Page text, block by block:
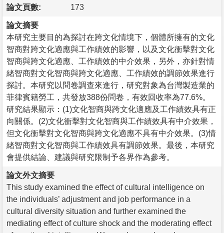
論文頁數: 173
論文摘要
本研究主要目的為探討在跨文化情境下，個體所擁有的文化
智商對跨文化適應與工作績效的影響，以及文化衝擊對文化
智商與跨文化適應、工作績效的中介效果，另外，亦針對情
緒智商對文化智商與跨文化適應、工作績效的調節效果進行
探討。本研究以問卷調查來進行，研究對象為台灣製造業的
菲律賓籍勞工，共發放388份問卷，有效回收率為77.6%。
研究結果顯示：(1)文化智商與跨文化適應及工作績效具有正
向關係。(2)文化衝擊對文化智商與工作績效具有中介效果，
但文化衝擊對文化智商與跨文化適應不具有中介效果。(3)情
緒智商對文化智商與工作績效具有調節效果。最後，本研究
會提供結論、建議與研究限制予各界作為參考。
論文外文摘要
This study examined the effect of cultural intelligence on
the individuals’ adjustment and job performance in a
cultural diversity situation and further examined the
mediating effect of culture shock and the moderating effect